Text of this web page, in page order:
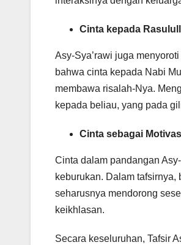
Cinta kepada
Asy-Sya’rawi juga
bahwa cinta kepada Nabi
membawa risalah-Nya.
kepada beliau, yang pada
Cinta sebagai
Cinta dalam pandangan
keburukan. Dalam
seharusnya mendorong
keikhlasan.
Secara keseluruhan, Tafsir